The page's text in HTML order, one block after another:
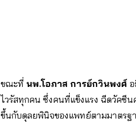
ขณะที่ นพ.โอภาส การย์กวินพงศ์
ไวรัสทุกคน ซึ่งคนที่แข็งแรง ฉีดวัคซี
ขึ้นกับดุลยพินิจของแพทย์ตามมาตรฐ